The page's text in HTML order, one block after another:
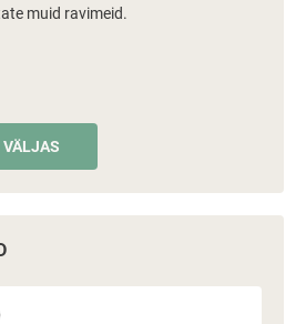
muid ravimeid.
VÄLJAS